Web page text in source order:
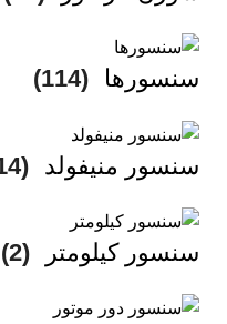
سنسورها (114)
سنسور منیفولد (14)
سنسور کیلومتر (2)